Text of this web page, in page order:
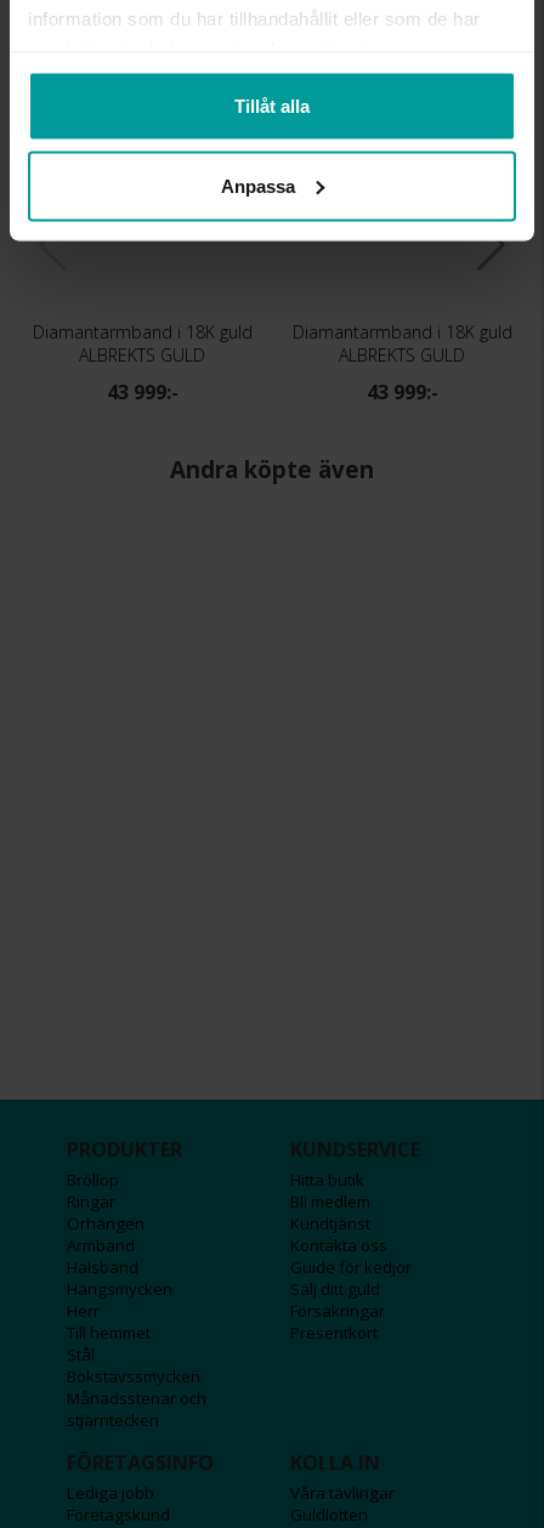
information som du har tillhandahållit eller som de har
Tillåt alla
Anpassa
Diamantarmband i 18K guld
ALBREKTS GULD
43 999:-
Diamantarmband i 18K guld
ALBREKTS GULD
43 999:-
Andra köpte även
PRODUKTER
Bröllop
Ringar
Örhängen
Armband
Halsband
Hängsmycken
Herr
Till hemmet
Stål
Bokstavssmycken
Månadsstenar och
stjärntecken
KUNDSERVICE
Hitta butik
Bli medlem
Kundtjänst
Kontakta oss
Guide för kedjor
Sälj ditt guld
Försäkringar
Presentkort
FÖRETAGSINFO
Lediga jobb
Företagskund
KOLLA IN
Våra tävlingar
Guldlotten